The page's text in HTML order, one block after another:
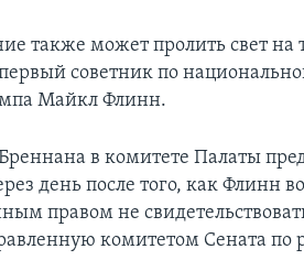
также может пролить свет на
советник по
Майкл Флинн.
в комитете Палаты
день после того, как Флинн
правом не
комитетом Сената по